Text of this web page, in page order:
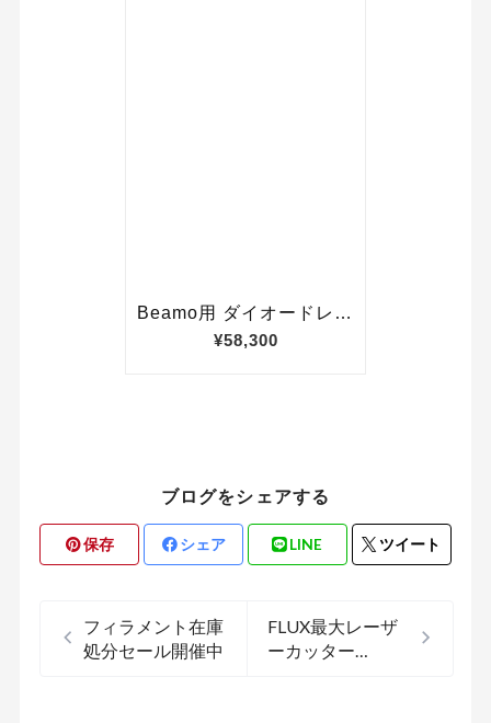
ブログをシェアする
保存 シェア LINE ツイート
フィラメント在庫
処分セール開催中
FLUX最大レーザ
ーカッター